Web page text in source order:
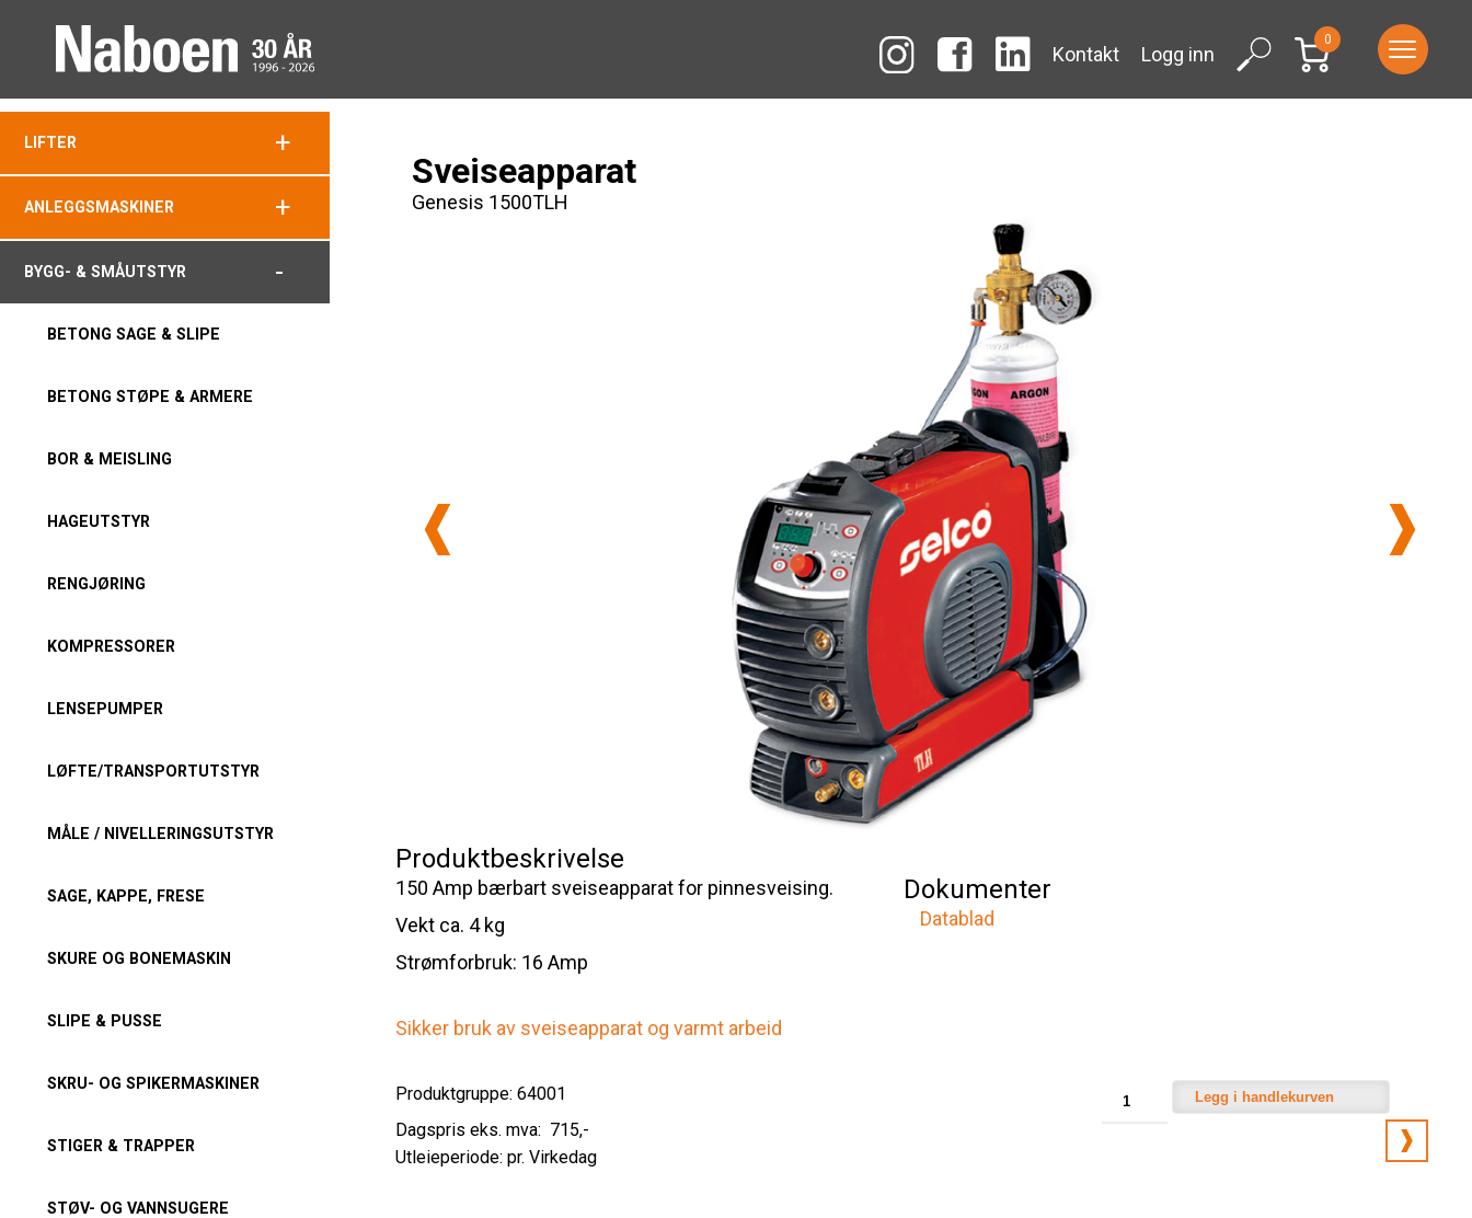
InstagramFacebookLinkedIn
Kontakt Logg inn Search
0
LIFTER +
ANLEGGSMASKINER +
BYGG- & SMÅUTSTYR -
BETONG SAGE & SLIPE
BETONG STØPE & ARMERE
BOR & MEISLING
HAGEUTSTYR
RENGJØRING
KOMPRESSORER
LENSEPUMPER
LØFTE/TRANSPORTUTSTYR
MÅLE / NIVELLERINGSUTSTYR
SAGE, KAPPE, FRESE
SKURE OG BONEMASKIN
SLIPE & PUSSE
SKRU- OG SPIKERMASKINER
STIGER & TRAPPER
STØV- OG VANNSUGERE
Sveiseapparat
Genesis 1500TLH
Produktbeskrivelse
150 Amp bærbart sveiseapparat for pinnesveising.
Vekt ca. 4 kg
Strømforbruk: 16 Amp
Sikker bruk av sveiseapparat og varmt arbeid
Dokumenter
Datablad
Produktgruppe: 64001
715,-
Utleieperiode: pr. Virkedag
Legg i handlekurven